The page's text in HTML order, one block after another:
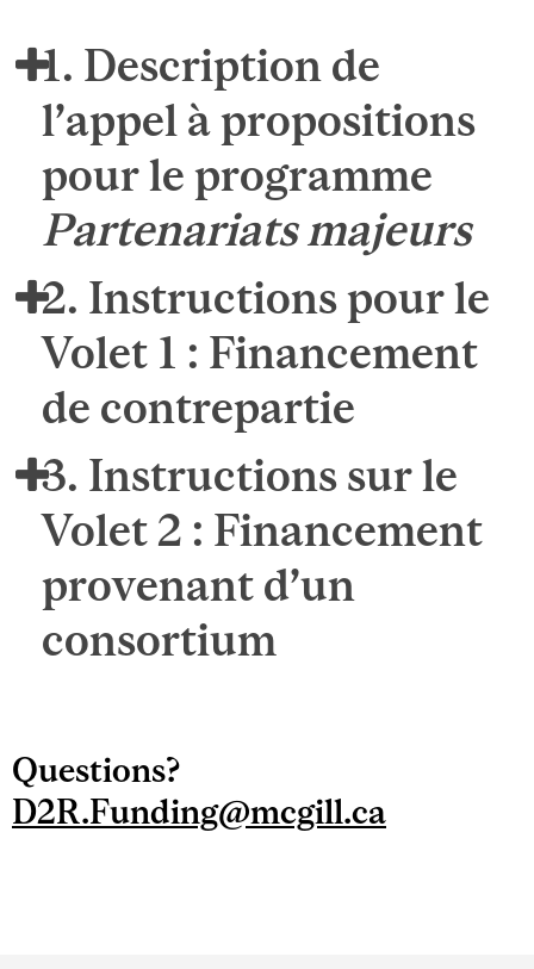
1. Description de
l’appel à propositions
pour le programme
Partenariats majeurs
2. Instructions pour le
Volet 1 : Financement
de contrepartie
3. Instructions sur le
Volet 2 : Financement
provenant d’un
consortium
Questions?
D2R.Funding@mcgill.ca